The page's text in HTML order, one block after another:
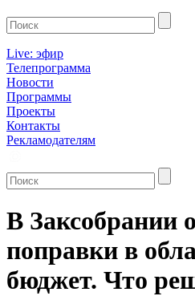
Live: эфир
Телепрограмма
Новости
Программы
Проекты
Контакты
Рекламодателям
В Заксобрании
поправки в
бюджет. Что